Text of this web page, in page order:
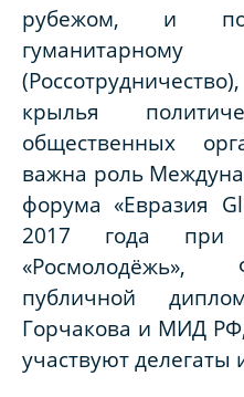
рубежом, и по
крылья
общественных
важна роль
форума «Евразия
2017 года при
публичной
Горчакова и МИД
участвуют делегаты